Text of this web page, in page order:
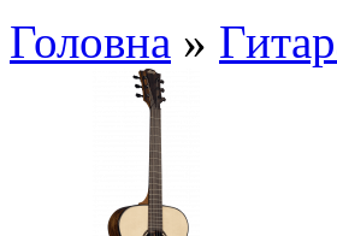
Головна »